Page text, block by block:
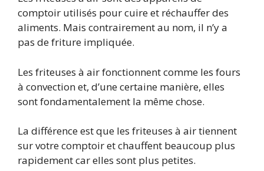
comptoir utilisés pour cuire et réchauffer des
aliments. Mais contrairement au nom, il n’y a
pas de friture impliquée.
Les friteuses à air fonctionnent comme les fours
à convection et, d’une certaine manière, elles
sont fondamentalement la même chose.
La différence est que les friteuses à air tiennent
sur votre comptoir et chauffent beaucoup plus
rapidement car elles sont plus petites.